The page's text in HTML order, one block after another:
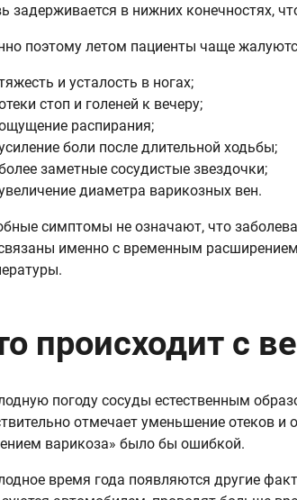
задерживается в нижних конечностях,
поэтому летом пациенты чаще
и усталость в ногах;
стоп и голеней к вечеру;
распирания;
боли после длительной ходьбы;
заметные сосудистые звездочки;
диаметра варикозных вен.
симптомы не означают, что
именно с временным
происходит с
погоду сосуды естественным
отмечает уменьшение отеков
варикоза» было бы ошибкой.
время года появляются другие